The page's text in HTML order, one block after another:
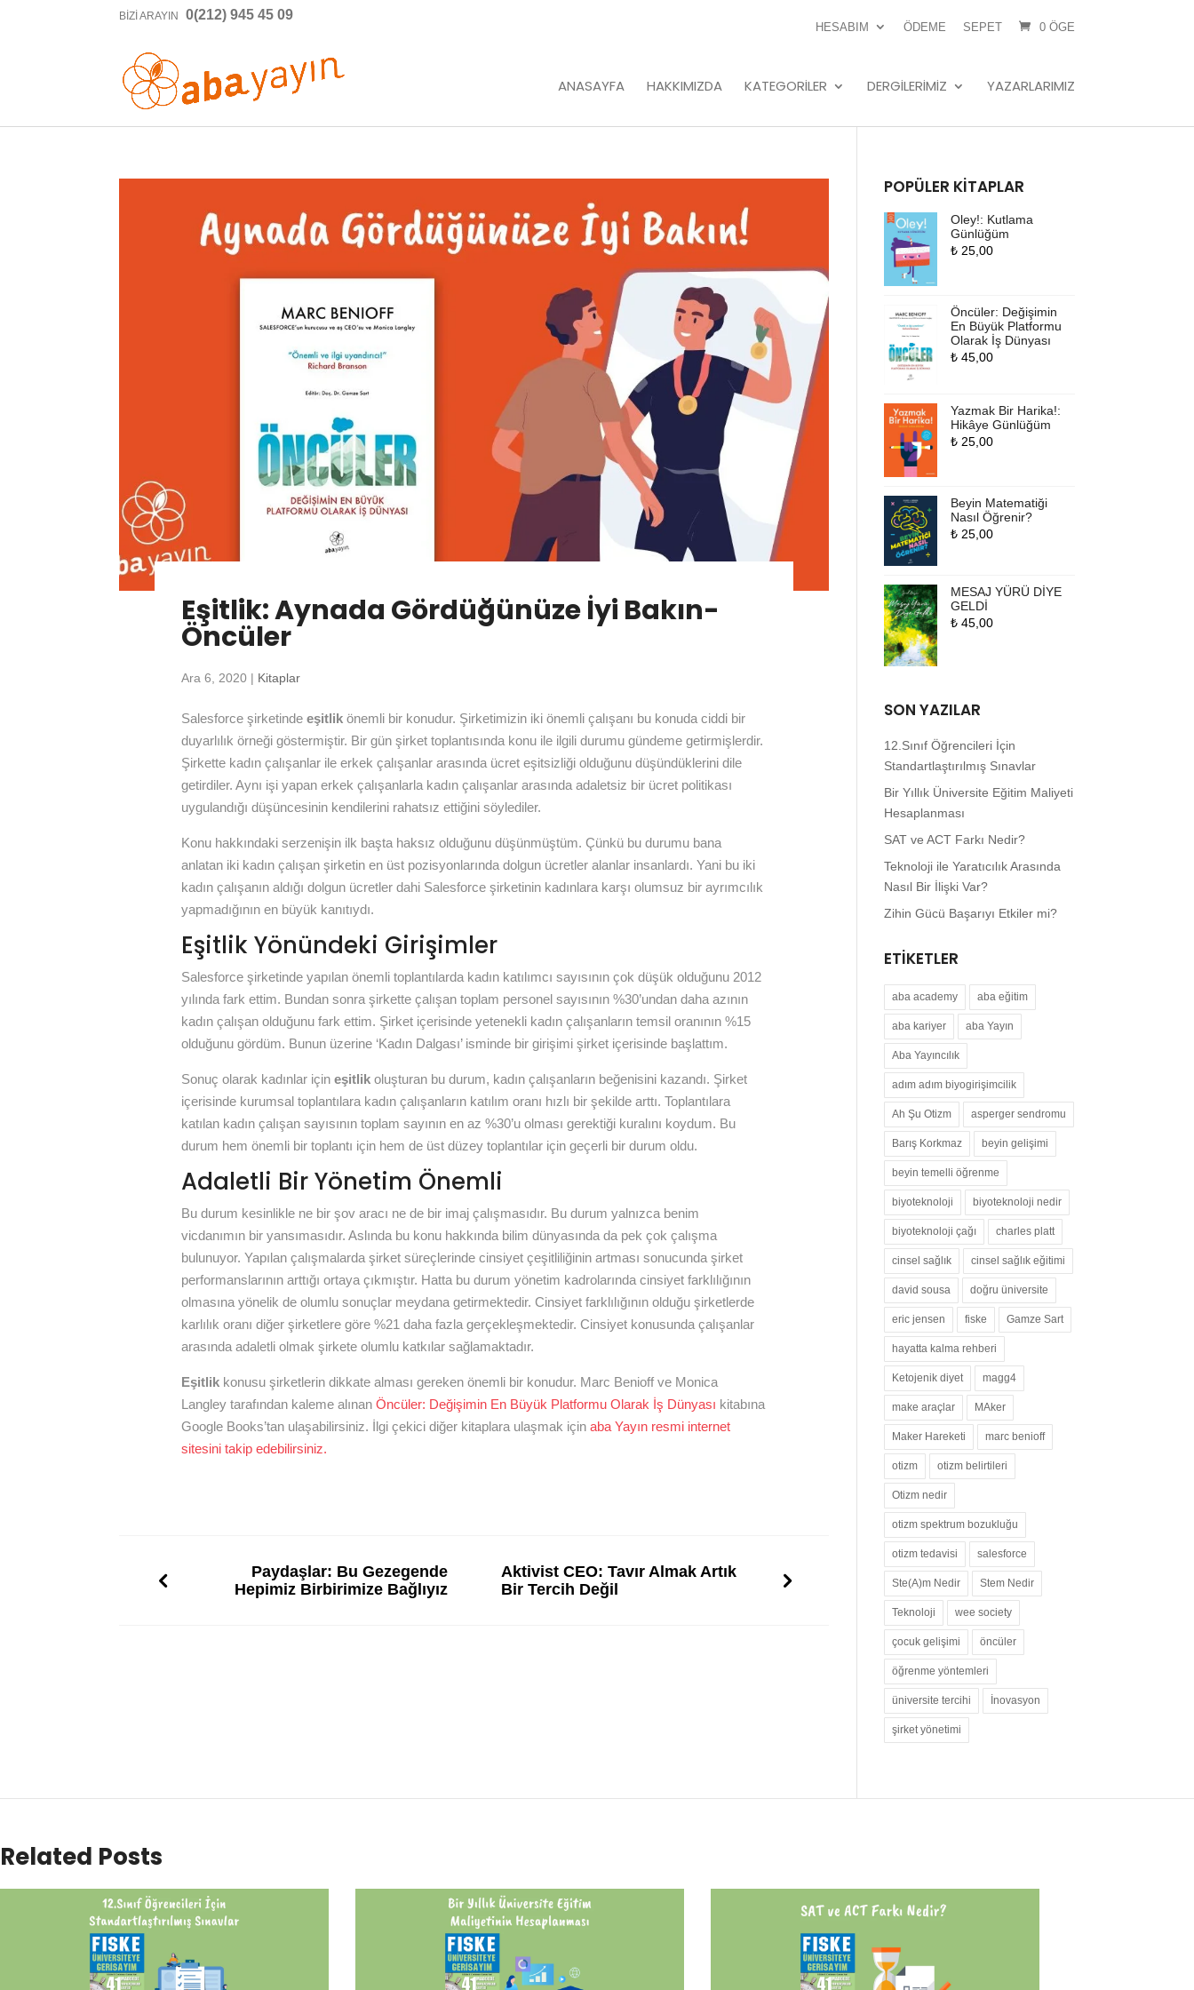
BIZI ARAYIN 0(212) 945 45 09
HESABIM ÖDEME SEPET 0 ÖGE
ANASAYFA HAKKIMIZDA KATEGORILER DERGILERIMIZ YAZARLARIMIZ
Eşitlik: Aynada Gördüğünüze İyi Bakın-
Öncüler
Ara 6, 2020 | Kitaplar
Salesforce şirketindeeşitlikönemli bir konudur. Şirketimizin iki önemli çalışanı bu konuda ciddi bir
duyarlılık örneği göstermiştir. Bir gün şirket toplantısında konu ile ilgili durumu gündeme getirmişlerdir.
Şirkette kadın çalışanlar ile erkek çalışanlar arasında ücret eşitsizliği olduğunu düşündüklerini dile
getirdiler. Aynı işi yapan erkek çalışanlarla kadın çalışanlar arasında adaletsiz bir ücret politikası
uygulandığı düşüncesinin kendilerini rahatsız ettiğini söylediler.
Konu hakkındaki serzenişin ilk başta haksız olduğunu düşünmüştüm. Çünkü bu durumu bana
anlatan iki kadın çalışan şirketin en üst pozisyonlarında dolgun ücretler alanlar insanlardı. Yani bu iki
kadın çalışanın aldığı dolgun ücretler dahi Salesforce şirketinin kadınlara karşı olumsuz bir ayrımcılık
yapmadığının en büyük kanıtıydı.
Eşitlik Yönündeki Girişimler
Salesforce şirketinde yapılan önemli toplantılarda kadın katılımcı sayısının çok düşük olduğunu 2012
yılında fark ettim. Bundan sonra şirkette çalışan toplam personel sayısının %30’undan daha azının
kadın çalışan olduğunu fark ettim. Şirket içerisinde yetenekli kadın çalışanların temsil oranının %15
olduğunu gördüm. Bunun üzerine ‘Kadın Dalgası’ isminde bir girişimi şirket içerisinde başlattım.
Sonuç olarak kadınlar içineşitlik oluşturan bu durum, kadın çalışanların beğenisini kazandı. Şirket
içerisinde kurumsal toplantılara kadın çalışanların katılım oranı hızlı bir şekilde arttı. Toplantılara
katılan kadın çalışan sayısının toplam sayının en az %30’u olması gerektiği kuralını koydum. Bu
durum hem önemli bir toplantı için hem de üst düzey toplantılar için geçerli bir durum oldu.
Adaletli Bir Yönetim Önemli
Bu durum kesinlikle ne bir şov aracı ne de bir imaj çalışmasıdır. Bu durum yalnızca benim
vicdanımın bir yansımasıdır. Aslında bu konu hakkında bilim dünyasında da pek çok çalışma
bulunuyor. Yapılan çalışmalarda şirket süreçlerinde cinsiyet çeşitliliğinin artması sonucunda şirket
performanslarının arttığı ortaya çıkmıştır. Hatta bu durum yönetim kadrolarında cinsiyet farklılığının
olmasına yönelik de olumlu sonuçlar meydana getirmektedir. Cinsiyet farklılığının olduğu şirketlerde
karlılık oranı diğer şirketlere göre %21 daha fazla gerçekleşmektedir. Cinsiyet konusunda çalışanlar
arasında adaletli olmak şirkete olumlu katkılar sağlamaktadır.
Eşitlik konusu şirketlerin dikkate alması gereken önemli bir konudur. Marc Benioff ve Monica
Langley tarafından kaleme alınanÖncüler: Değişimin En Büyük Platformu Olarak İş Dünyası kitabına
Google Books’tan ulaşabilirsiniz. İlgi çekici diğer kitaplara ulaşmak içinaba Yayın resmi internet
sitesini takip edebilirsiniz.
Paydaşlar: Bu Gezegende
Hepimiz Birbirimize Bağlıyız
Aktivist CEO: Tavır Almak Artık
Bir Tercih Değil
POPÜLER KITAPLAR
Oley!: Kutlama
Günlüğüm
₺25,00
Öncüler: Değişimin
En Büyük Platformu
Olarak İş Dünyası
₺45,00
Yazmak Bir Harika!:
Hikâye Günlüğüm
₺25,00
Beyin Matematiği
Nasıl Öğrenir?
₺25,00
MESAJ YÜRÜ DİYE
GELDİ
₺45,00
SON YAZILAR
12.Sınıf Öğrencileri İçin
Standartlaştırılmış Sınavlar
Bir Yıllık Üniversite Eğitim Maliyeti
Hesaplanması
SAT ve ACT Farkı Nedir?
Teknoloji ile Yaratıcılık Arasında
Nasıl Bir İlişki Var?
Zihin Gücü Başarıyı Etkiler mi?
ETIKETLER
aba academy aba eğitim
aba kariyer aba Yayın
Aba Yayıncılık
adım adım biyogirişimcilik
Ah Şu Otizm asperger sendromu
Barış Korkmaz beyin gelişimi
beyin temelli öğrenme
biyoteknoloji biyoteknoloji nedir
biyoteknoloji çağı charles platt
cinsel sağlık cinsel sağlık eğitimi
david sousa doğru üniversite
eric jensen fiske Gamze Sart
hayatta kalma rehberi
Ketojenik diyet magg4
make araçlar MAker
Maker Hareketi marc benioff
otizm otizm belirtileri
Otizm nedir
otizm spektrum bozukluğu
otizm tedavisi salesforce
Ste(A)m Nedir Stem Nedir
Teknoloji wee society
çocuk gelişimi öncüler
öğrenme yöntemleri
üniversite tercihi İnovasyon
şirket yönetimi
Related Posts